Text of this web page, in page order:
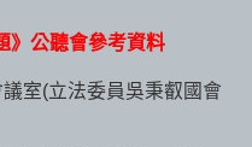
》公聽會參考資料
室(立法委員吳秉叡國會